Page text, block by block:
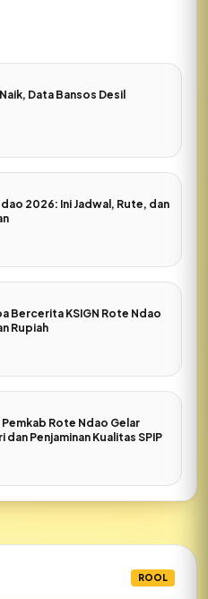
Data Bansos Desil
2026: Ini Jadwal, Rute, dan
Bercerita KSIGN Rote Ndao
Rupiah
Pemkab Rote Ndao Gelar
dan Penjaminan Kualitas SPIP
ROOL